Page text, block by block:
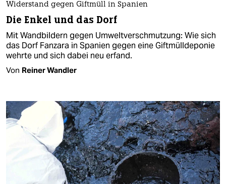
Widerstand gegen Giftmüll in Spanien
Die Enkel und das Dorf
Mit Wandbildern gegen Umweltverschmutzung: Wie sich
das Dorf Fanzara in Spanien gegen eine Giftmülldeponie
wehrte und sich dabei neu erfand.
Von Reiner Wandler